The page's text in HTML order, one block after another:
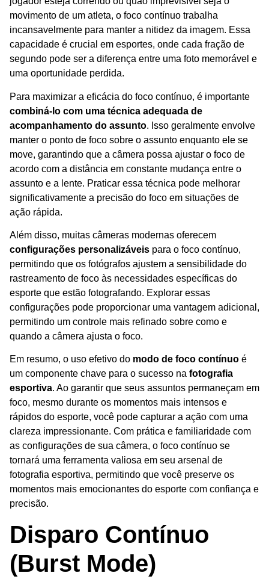
movimento de um atleta, o foco contínuo trabalha
incansavelmente para manter a nitidez da imagem. Essa
capacidade é crucial em esportes, onde cada fração de
segundo pode ser a diferença entre uma foto memorável e
uma oportunidade perdida.
Para maximizar a eficácia do foco contínuo, é importante
combiná-lo com uma técnica adequada de
acompanhamento do assunto. Isso geralmente envolve
manter o ponto de foco sobre o assunto enquanto ele se
move, garantindo que a câmera possa ajustar o foco de
acordo com a distância em constante mudança entre o
assunto e a lente. Praticar essa técnica pode melhorar
significativamente a precisão do foco em situações de
ação rápida.
Além disso, muitas câmeras modernas oferecem
configurações personalizáveis para o foco contínuo,
permitindo que os fotógrafos ajustem a sensibilidade do
rastreamento de foco às necessidades específicas do
esporte que estão fotografando. Explorar essas
configurações pode proporcionar uma vantagem adicional,
permitindo um controle mais refinado sobre como e
quando a câmera ajusta o foco.
Em resumo, o uso efetivo do modo de foco contínuo é
um componente chave para o sucesso na fotografia
esportiva. Ao garantir que seus assuntos permaneçam em
foco, mesmo durante os momentos mais intensos e
rápidos do esporte, você pode capturar a ação com uma
clareza impressionante. Com prática e familiaridade com
as configurações de sua câmera, o foco contínuo se
tornará uma ferramenta valiosa em seu arsenal de
fotografia esportiva, permitindo que você preserve os
momentos mais emocionantes do esporte com confiança e
precisão.
Disparo Contínuo
(Burst Mode)